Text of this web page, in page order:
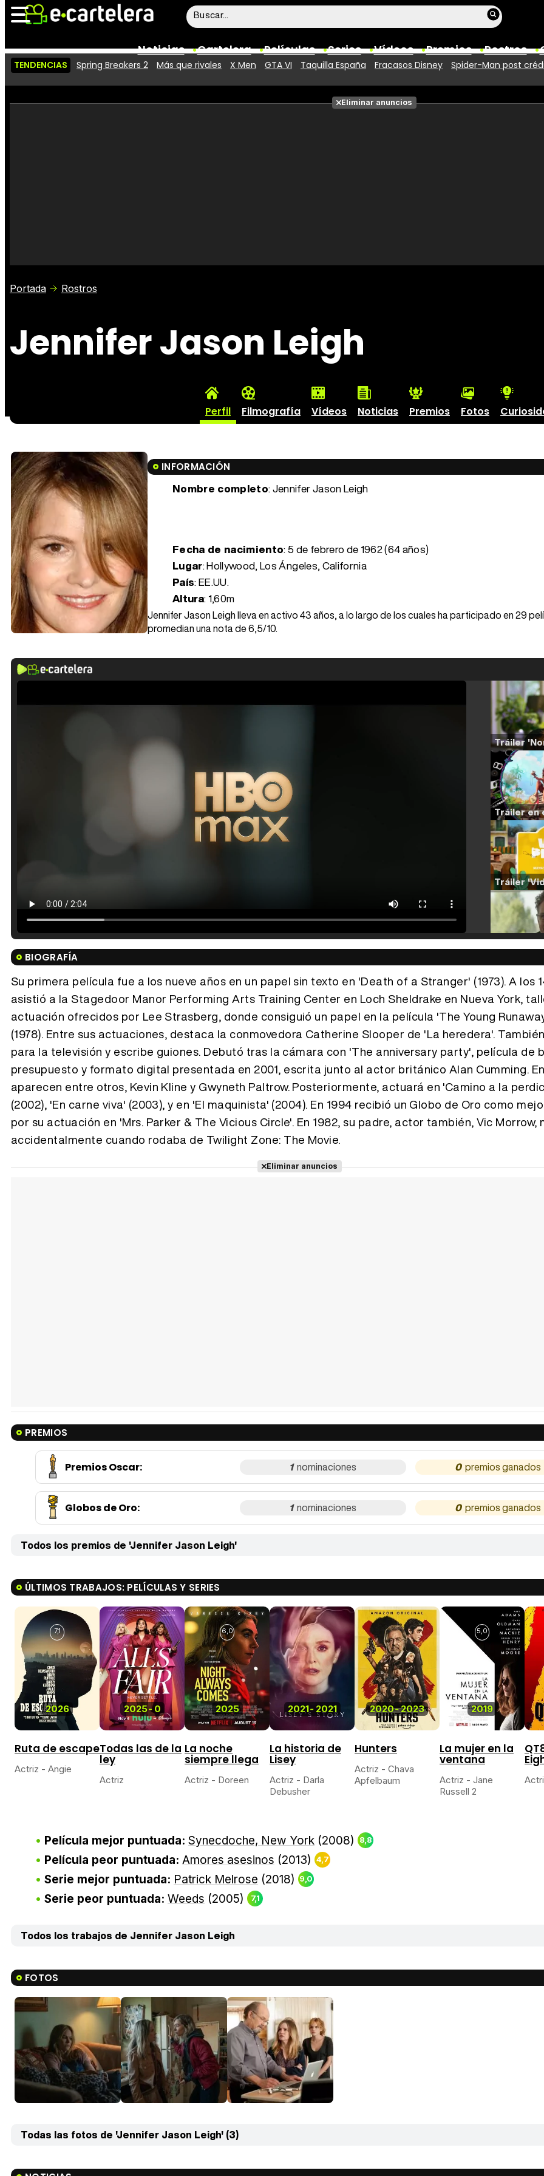
Noticias Cartelera Películas Series Vídeos Premios Rostros
Vídeos
Taquilla Fotos
TENDENCIAS Spring Breakers 2 Más que rivales X Men GTA VI Taquilla España Fracasos Disney Spider-Man post
Eliminar anuncios
Portada Rostros
Jennifer Jason Leigh
Perfil Filmografía Vídeos Noticias Premios Fotos
INFORMACIÓN
Nombre completo: Jennifer Jason Leigh
Fecha de nacimiento:5 de febrero de 1962 (64 años)
Lugar: Hollywood, Los Ángeles, California
País: EE.UU.
Altura: 1,60m
Jennifer Jason Leigh lleva en activo 43 años, a lo largo de los cuales ha participado en 29
promedian una nota de 6,5/10.
BIOGRAFÍA
Su primera película fue a los nueve años en un papel sin texto en 'Death of a Stranger' (1973). A los
asistió a la Stagedoor Manor Performing Arts Training Center en Loch Sheldrake en Nueva York,
actuación ofrecidos por Lee Strasberg, donde consiguió un papel en la película 'The Young
(1978). Entre sus actuaciones, destaca la conmovedora Catherine Slooper de 'La heredera'.
para la televisión y escribe guiones. Debutó tras la cámara con 'The anniversary party', película de
presupuesto y formato digital presentada en 2001, escrita junto al actor británico Alan Cumming.
aparecen entre otros, Kevin Kline y Gwyneth Paltrow. Posteriormente, actuará en 'Camino a la
(2002), 'En carne viva' (2003), y en 'El maquinista' (2004). En 1994 recibió un Globo de Oro como
por su actuación en 'Mrs. Parker & The Vicious Circle'. En 1982, su padre, actor también, Vic Morrow,
accidentalmente cuando rodaba de Twilight Zone: The Movie.
Eliminar anuncios
PREMIOS
Premios Oscar: 1 0
Globos de Oro: 1 0
Todos los premios de 'Jennifer Jason Leigh'
ÚLTIMOS TRABAJOS: PELÍCULAS Y SERIES
2026
7,1
Ruta de escape
Actriz - Angie
2025-0
Todas las de la
ley
Actriz
2025
6,0
La noche
siempre llega
Actriz - Doreen
2021-2021
La historia de
Lisey
Actriz - Darla
Debusher
2020-2023
Hunters
Actriz - Chava
Apfelbaum
2019
5,0
La mujer en la
ventana
Actriz - Jane
Russell 2
Película mejor puntuada: Synecdoche, New York (2008) 8,8
Película peor puntuada: Amores asesinos (2013) 4,7
Serie mejor puntuada: Patrick Melrose (2018) 9,0
Serie peor puntuada: Weeds (2005) 7,1
Todos los trabajos de Jennifer Jason Leigh
FOTOS
Todas las fotos de 'Jennifer Jason Leigh' (3)